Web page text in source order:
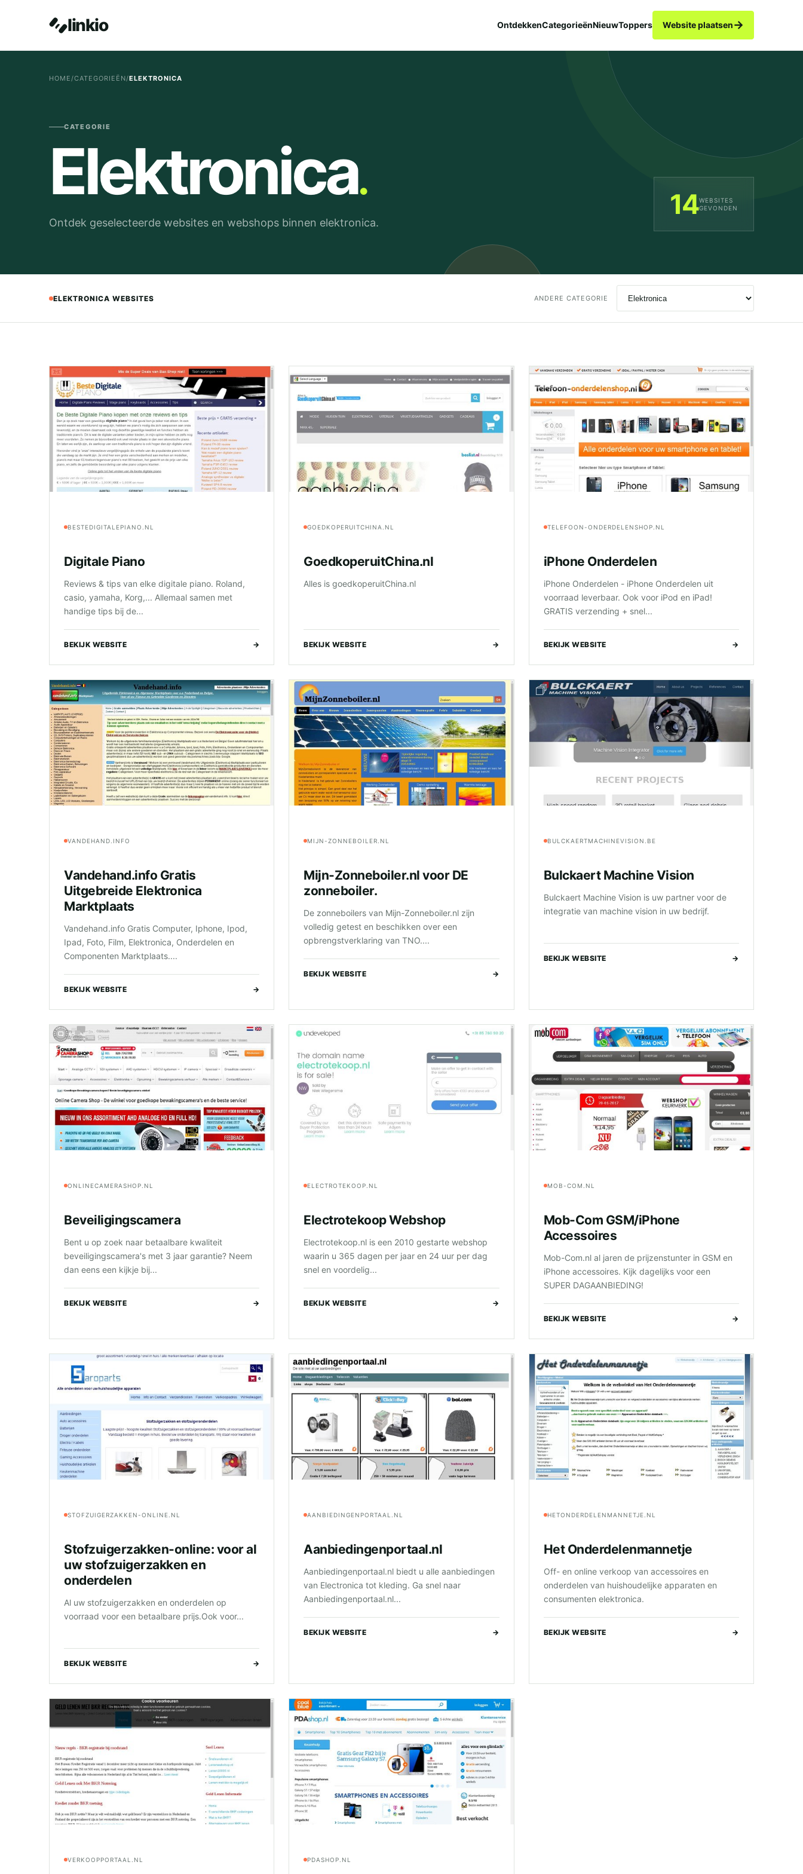
linkio OntdekkenCategorieënNieuwToppers Website plaatsen→
HOME/CATEGORIEËN/ELEKTRONICA
CATEGORIE
Elektronica.
Ontdek geselecteerde websites en webshops binnen elektronica.
14WEBSITES
GEVONDEN
ELEKTRONICA WEBSITES ANDERE CATEGORIE
BESTEDIGITALEPIANO.NL
Digitale Piano
Reviews & tips van elke digitale piano. Roland,
casio, yamaha, Korg,... Allemaal samen met
handige tips bij de...
BEKIJK WEBSITE →
GOEDKOPERUITCHINA.NL
GoedkoperuitChina.nl
Alles is goedkoperuitChina.nl
BEKIJK WEBSITE →
TELEFOON-ONDERDELENSHOP.NL
iPhone Onderdelen
iPhone Onderdelen - iPhone Onderdelen uit
voorraad leverbaar. Ook voor iPod en iPad!
GRATIS verzending + snel...
BEKIJK WEBSITE →
VANDEHAND.INFO
Vandehand.info Gratis
Uitgebreide Elektronica
Marktplaats
Vandehand.info Gratis Computer, Iphone, Ipod,
Ipad, Foto, Film, Elektronica, Onderdelen en
Componenten Marktplaats....
BEKIJK WEBSITE →
MIJN-ZONNEBOILER.NL
Mijn-Zonneboiler.nl voor DE
zonneboiler.
De zonneboilers van Mijn-Zonneboiler.nl zijn
volledig getest en beschikken over een
opbrengstverklaring van TNO....
BEKIJK WEBSITE →
BULCKAERTMACHINEVISION.BE
Bulckaert Machine Vision
Bulckaert Machine Vision is uw partner voor de
integratie van machine vision in uw bedrijf.
BEKIJK WEBSITE →
ONLINECAMERASHOP.NL
Beveiligingscamera
Bent u op zoek naar betaalbare kwaliteit
beveiligingscamera's met 3 jaar garantie? Neem
dan eens een kijkje bij...
BEKIJK WEBSITE →
ELECTROTEKOOP.NL
Electrotekoop Webshop
Electrotekoop.nl is een 2010 gestarte webshop
waarin u 365 dagen per jaar en 24 uur per dag
snel en voordelig...
BEKIJK WEBSITE →
MOB-COM.NL
Mob-Com GSM/iPhone
Accessoires
Mob-Com.nl al jaren de prijzenstunter in GSM en
iPhone accessoires. Kijk dagelijks voor een
SUPER DAGAANBIEDING!
BEKIJK WEBSITE →
STOFZUIGERZAKKEN-ONLINE.NL
Stofzuigerzakken-online: voor al
uw stofzuigerzakken en
onderdelen
Al uw stofzuigerzakken en onderdelen op
voorraad voor een betaalbare prijs.Ook voor...
BEKIJK WEBSITE →
AANBIEDINGENPORTAAL.NL
Aanbiedingenportaal.nl
Aanbiedingenportaal.nl biedt u alle aanbiedingen
van Electronica tot kleding. Ga snel naar
Aanbiedingenportaal.nl...
BEKIJK WEBSITE →
HETONDERDELENMANNETJE.NL
Het Onderdelenmannetje
Off- en online verkoop van accessoires en
onderdelen van huishoudelijke apparaten en
consumenten elektronica.
BEKIJK WEBSITE →
VERKOOPPORTAAL.NL PDASHOP.NL